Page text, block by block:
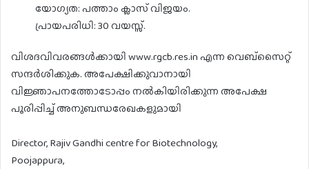
യോഗ്യത: പത്താം ക്ലാസ് വിജയം.
പ്രായപരിധി: 30 വയസ്സ്.
വിശദവിവരങ്ങൾക്കായി www.rgcb.res.in എന്ന വെബ്‌സൈറ്റ്
സന്ദർശിക്കുക. അപേക്ഷിക്കുവാനായി
വിജ്ഞാപനത്തോടോപ്പം നൽകിയിരിക്കുന്ന അപേക്ഷ
പൂരിപ്പിച്ച് അനുബന്ധരേഖകളുമായി
Director, Rajiv Gandhi centre for Biotechnology,
Poojappura,